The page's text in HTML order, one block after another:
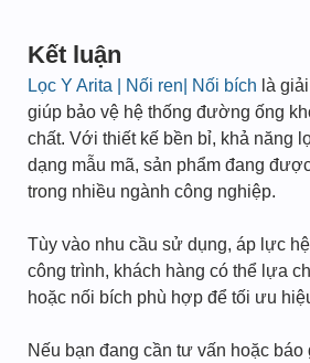
Kết luận
Lọc Y Arita | Nối ren| Nối bích là
giúp bảo vệ hệ thống đường ống
chất. Với thiết kế bền bỉ, khả năng
dạng mẫu mã, sản phẩm đang
trong nhiều ngành công nghiệp.
Tùy vào nhu cầu sử dụng, áp lực
công trình, khách hàng có thể lựa
hoặc nối bích phù hợp để tối ưu
Nếu bạn đang cần tư vấn hoặc báo